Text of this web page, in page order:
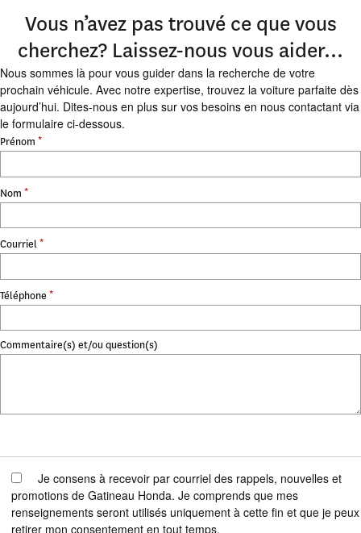
Vous n’avez pas trouvé ce que vous
cherchez? Laissez-nous vous aider…
Nous sommes là pour vous guider dans la recherche de votre
prochain véhicule. Avec notre expertise, trouvez la voiture parfaite dès
aujourd’hui. Dites-nous en plus sur vos besoins en nous contactant via
le formulaire ci-dessous.
Prénom *
Nom *
Courriel*
Téléphone *
Commentaire(s) et/ou question(s)
Je consens à recevoir par courriel des rappels, nouvelles et
promotions de Gatineau Honda. Je comprends que mes
renseignements seront utilisés uniquement à cette fin et que je peux
retirer mon consentement en tout temps.